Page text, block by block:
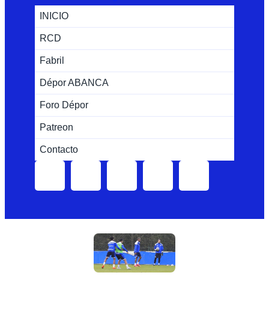
INICIO
RCD
Fabril
Dépor ABANCA
Foro Dépor
Patreon
Contacto